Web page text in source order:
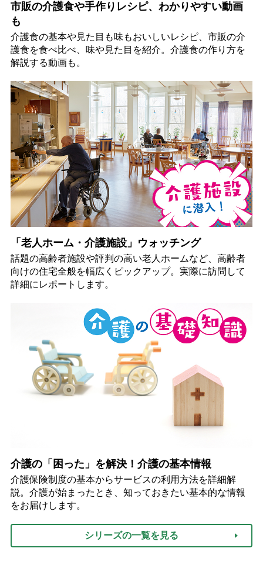
市販の介護食や手作りレシピ、わかりやすい動画
も
介護食の基本や見た目も味もおいしいレシピ、市販の介
護食を食べ比べ、味や見た目を紹介。介護食の作り方を
解説する動画も。
「老人ホーム・介護施設」ウォッチング
話題の高齢者施設や評判の高い老人ホームなど、高齢者
向けの住宅全般を幅広くピックアップ。実際に訪問して
詳細にレポートします。
介護の「困った」を解決！介護の基本情報
介護保険制度の基本からサービスの利用方法を詳細解
説。介護が始まったとき、知っておきたい基本的な情報
をお届けします。
シリーズの一覧を見る